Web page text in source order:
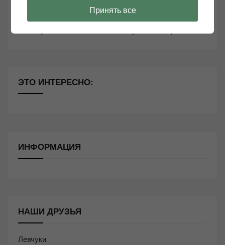
10 способов оптимизации потоковой музыки
ЭТО ИНТЕРЕСНО:
ИНФОРМАЦИЯ
НАШИ ДРУЗЬЯ
Левчуки
Принять все